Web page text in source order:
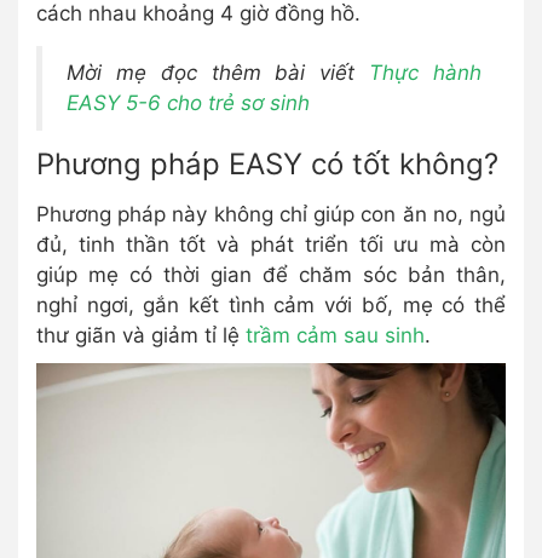
cách nhau khoảng 4 giờ đồng hồ.
Mời mẹ đọc thêm bài viết Thực hành
EASY 5-6 cho trẻ sơ sinh
Phương pháp EASY có tốt không?
Phương pháp này không chỉ giúp con ăn no, ngủ
đủ, tinh thần tốt và phát triển tối ưu mà còn
giúp mẹ có thời gian để chăm sóc bản thân,
nghỉ ngơi, gắn kết tình cảm với bố, mẹ có thể
thư giãn và giảm tỉ lệ trầm cảm sau sinh.